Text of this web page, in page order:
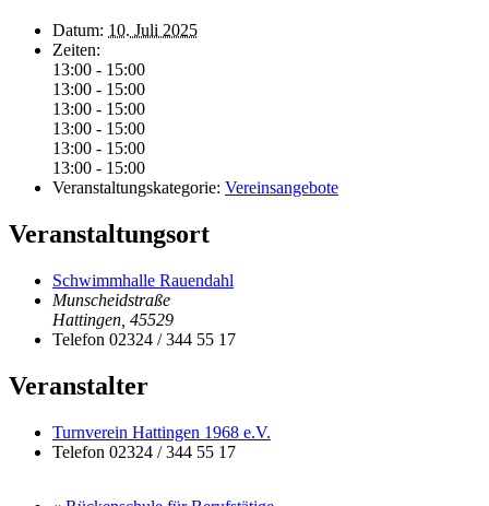
Datum: 10. Juli 2025
Zeiten:
13:00 - 15:00
13:00 - 15:00
13:00 - 15:00
13:00 - 15:00
13:00 - 15:00
13:00 - 15:00
Veranstaltungskategorie: Vereinsangebote
Veranstaltungsort
Schwimmhalle Rauendahl
Munscheidstraße
Hattingen 45529
Telefon 02324 / 344 55 17
Veranstalter
Turnverein Hattingen 1968 e.V.
Telefon 02324 / 344 55 17